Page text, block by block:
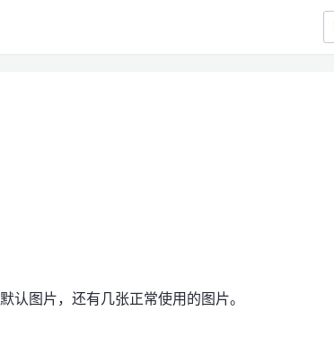
认图片，还有几张正常使用的图片。